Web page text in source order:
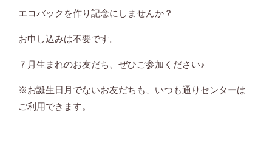
エコバックを作り記念にしませんか？
お申し込みは不要です。
７月生まれのお友だち、ぜひご参加ください♪
※お誕生日月でないお友だちも、いつも通りセンターは
ご利用できます。